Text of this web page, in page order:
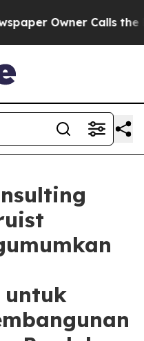
Owner Calls the
untuk